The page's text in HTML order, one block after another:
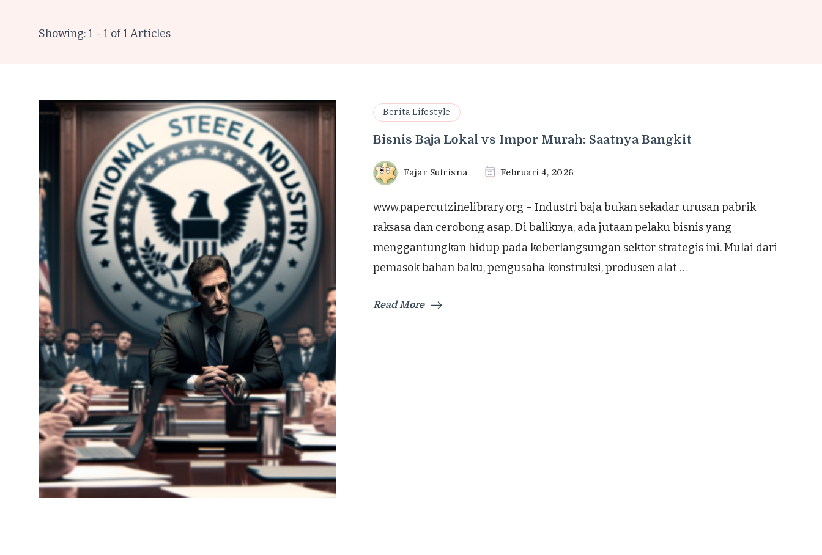
Showing: 1 - 1 of 1 Articles
Berita Lifestyle
Bisnis Baja Lokal vs Impor Murah: Saatnya Bangkit
Fajar Sutrisna Februari 4, 2026
www.papercutzinelibrary.org – Industri baja bukan sekadar urusan pabrik
raksasa dan cerobong asap. Di baliknya, ada jutaan pelaku bisnis yang
menggantungkan hidup pada keberlangsungan sektor strategis ini. Mulai dari
pemasok bahan baku, pengusaha konstruksi, produsen alat …
Read More